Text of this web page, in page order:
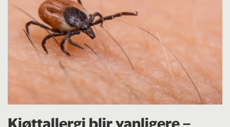
Kjøttallergi blir vanligere –